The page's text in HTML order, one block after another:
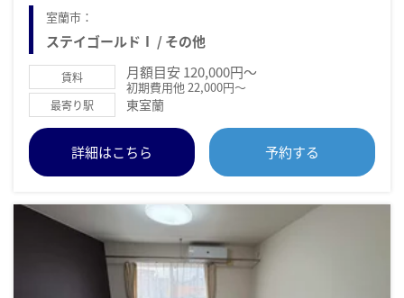
室蘭市：
ステイゴールドⅠ / その他
賃料 月額目安 120,000円～
初期費用他 22,000円～
最寄り駅 東室蘭
詳細はこちら 予約する